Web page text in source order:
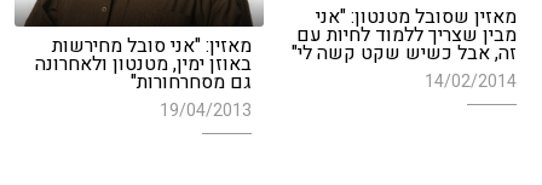
מאזין שסובל מטנטון: "אני
מבין שצריך ללמוד לחיות עם
זה, אבל כשיש שקט קשה לי"
14/02/2014
מאזין: "אני סובל מחירשות
באוזן ימין, מטנטון ולאחרונה
גם מסחרחורות"
19/04/2013